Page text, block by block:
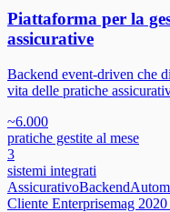
Piattaforma per la
assicurative
Backend event-driven che
vita delle pratiche
~6.000
pratiche gestite al mese
3
sistemi integrati
AssicurativoBackend
Cliente Enterprisemag